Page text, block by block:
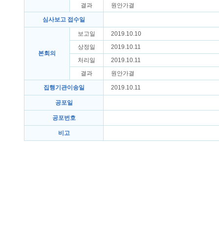
결과
원안가결
심사보고 접수일
본회의
보고일
2019.10.10
상정일
2019.10.11
처리일
2019.10.11
결과
원안가결
집행기관이송일 2019.10.11
공포일
공포번호
비고